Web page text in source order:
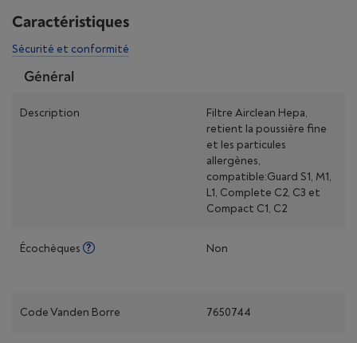
Caractéristiques
Sécurité et conformité
Général
Description
Filtre Airclean Hepa,
retient la poussière fine
et les particules
allergènes,
compatible:Guard S1, M1,
L1, Complete C2, C3 et
Compact C1, C2
Écochèques Non
Code Vanden Borre 7650744